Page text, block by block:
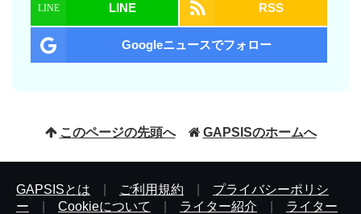
LINE RSS
Googleニュースでフォロー
このページの先頭へ GAPSISのホームへ
GAPSISとは ご利用規約
プライバシーポリシ
ー
Cookieについて ライター紹介
ライター